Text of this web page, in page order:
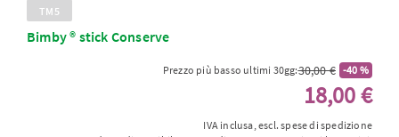
TM5
Bimby ® stick Conserve
Prezzo più basso ultimi 30gg:30,00 € -40 %
18,00 €
IVA inclusa, escl. spese di spedizione